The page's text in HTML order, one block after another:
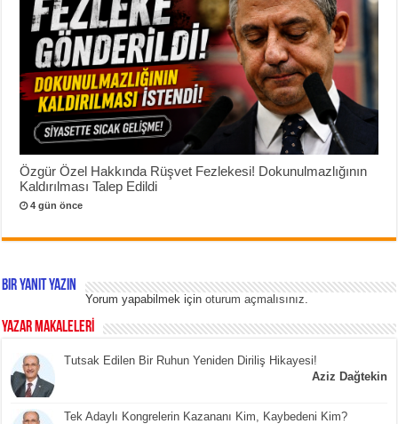
Özgür Özel Hakkında Rüşvet Fezlekesi! Dokunulmazlığının
Kaldırılması Talep Edildi
4 gün önce
Bir yanıt yazın
Yorum yapabilmek içinoturum açmalısınız
YAZAR MAKALELERİ
Tutsak Edilen Bir Ruhun Yeniden Diriliş Hikayesi!
Aziz Dağtekin
Tek Adaylı Kongrelerin Kazananı Kim, Kaybedeni Kim?